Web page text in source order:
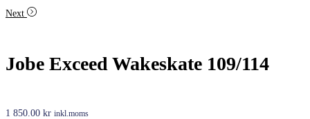
Next
Jobe Exceed Wakeskate 109/114
1 850.00 kr inkl.moms